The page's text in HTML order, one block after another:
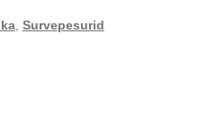
, Survepesurid